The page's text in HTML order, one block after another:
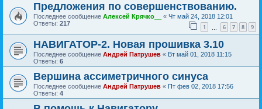
Предложения по совершенствованию.
Последнее сообщение Алексей Крячко__ « Чт май 24, 2018 12:01
Ответы: 217 1 6 7 8 9
НАВИГАТОР-2. Новая прошивка 3.10
Последнее сообщение Андрей Патрушев « Вт май 01, 2018 11:15
Ответы: 6
Вершина ассиметричного синуса
Последнее сообщение Андрей Патрушев « Пт фев 02, 2018 17:56
Ответы: 4